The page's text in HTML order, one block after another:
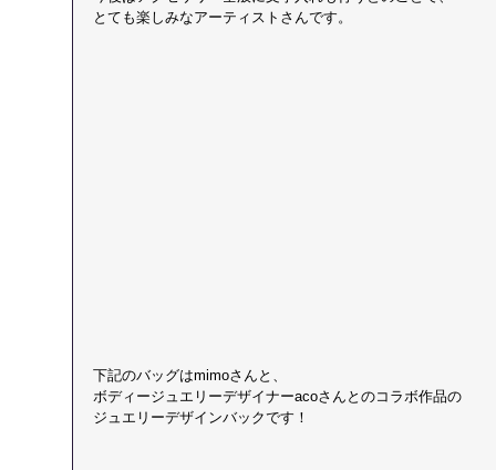
とても楽しみなアーティストさんです。
下記のバッグはmimoさんと、
ボディージュエリーデザイナーacoさんとのコラボ作品の
ジュエリーデザインバックです！